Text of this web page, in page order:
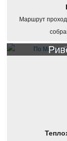
Маршрут